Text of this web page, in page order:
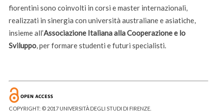
fiorentini sono coinvolti in corsi e master internazionali,
realizzati in sinergia con università australiane e asiatiche,
insieme all’Associazione Italiana alla Cooperazione e lo
Sviluppo, per formare studenti e futuri specialisti.
COPYRIGHT: © 2017 UNIVERSITÀ DEGLI STUDI DI FIRENZE.